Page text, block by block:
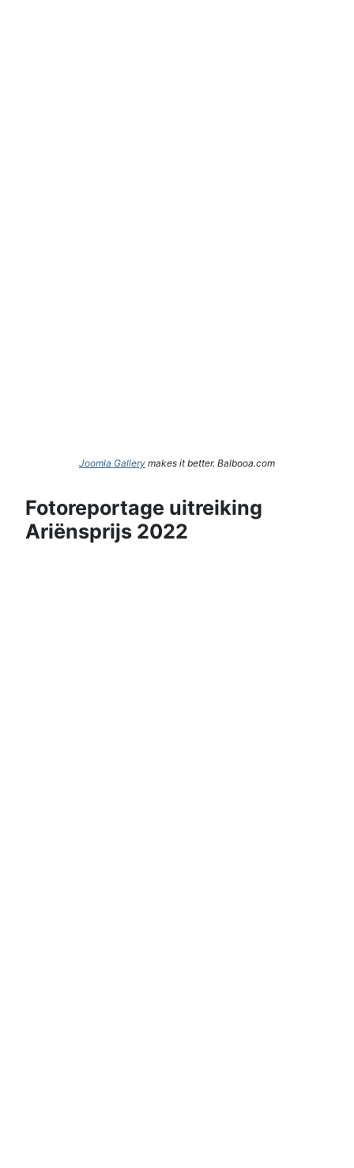
Joomla Gallery makes it better. Balbooa.com
Fotoreportage uitreiking
Ariënsprijs 2022